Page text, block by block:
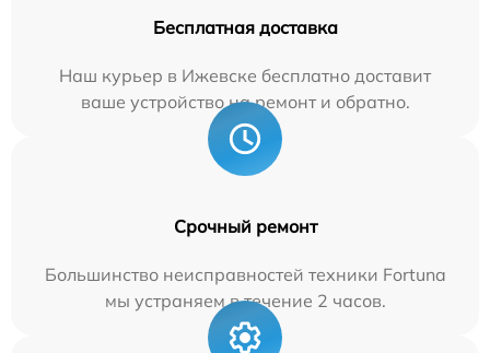
Бесплатная доставка
Наш курьер в Ижевске бесплатно доставит
ваше устройство на ремонт и обратно.
Срочный ремонт
Большинство неисправностей техники Fortuna
мы устраняем в течение 2 часов.